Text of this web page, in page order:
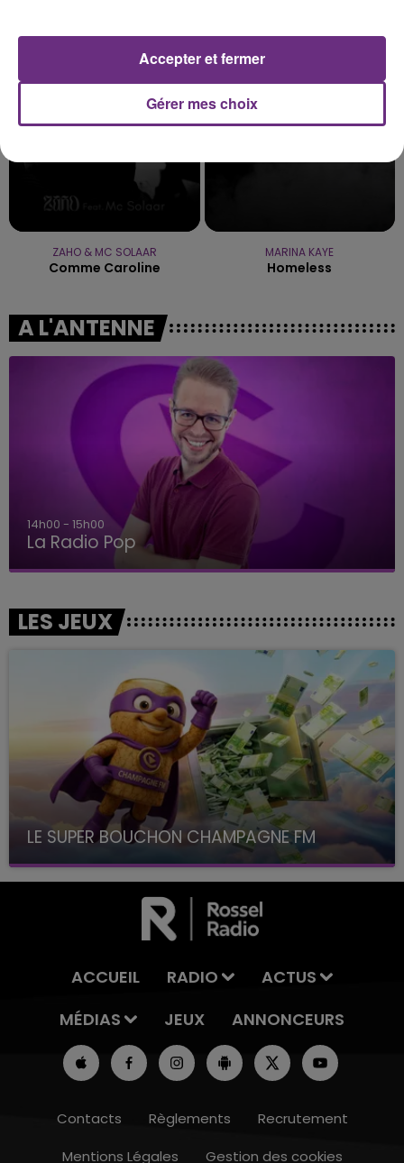
ZAHO & MC SOLAAR
Comme Caroline
4h39
4h39
MARINA KAYE
Homeless
A L'ANTENNE
14h00 - 15h00
La Radio Pop
LES JEUX
LE SUPER BOUCHON CHAMPAGNE FM
avec La Famille Champagne FM, à 8H10
ACCUEIL RADIO
ACTUS
MÉDIAS
JEUX ANNONCEURS
Contacts Règlements
Recrutement
Mentions Légales
Gestion des cookies
Gérer mes choix
Accepter et fermer